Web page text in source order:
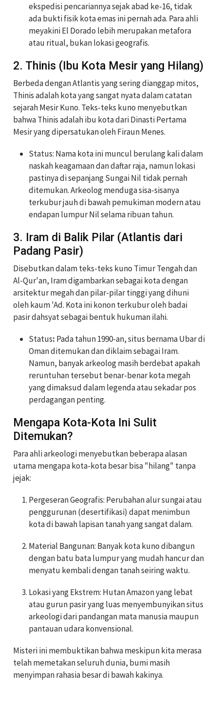
ekspedisi pencariannya sejak abad ke-16, tidak
ada bukti fisik kota emas ini pernah ada. Para ahli
meyakini El Dorado lebih merupakan metafora
atau ritual, bukan lokasi geografis.
2. Thinis (Ibu Kota Mesir yang Hilang)
Berbeda dengan Atlantis yang sering dianggap mitos,
Thinis adalah kota yang sangat nyata dalam catatan
sejarah Mesir Kuno. Teks-teks kuno menyebutkan
bahwa Thinis adalah ibu kota dari Dinasti Pertama
Mesir yang dipersatukan oleh Firaun Menes.
Status: Nama kota ini muncul berulang kali dalam
naskah keagamaan dan daftar raja, namun lokasi
pastinya di sepanjang Sungai Nil tidak pernah
ditemukan. Arkeolog menduga sisa-sisanya
terkubur jauh di bawah pemukiman modern atau
endapan lumpur Nil selama ribuan tahun.
3. Iram di Balik Pilar (Atlantis dari
Padang Pasir)
Disebutkan dalam teks-teks kuno Timur Tengah dan
Al-Qur'an, Iram digambarkan sebagai kota dengan
arsitektur megah dan pilar-pilar tinggi yang dihuni
oleh kaum 'Ad. Kota ini konon terkubur oleh badai
pasir dahsyat sebagai bentuk hukuman ilahi.
Status: Pada tahun 1990-an, situs bernama Ubar di
Oman ditemukan dan diklaim sebagai Iram.
Namun, banyak arkeolog masih berdebat apakah
reruntuhan tersebut benar-benar kota megah
yang dimaksud dalam legenda atau sekadar pos
perdagangan penting.
Mengapa Kota-Kota Ini Sulit
Ditemukan?
Para ahli arkeologi menyebutkan beberapa alasan
utama mengapa kota-kota besar bisa "hilang" tanpa
jejak:
Pergeseran Geografis: Perubahan alur sungai atau
penggurunan (desertifikasi) dapat menimbun
kota di bawah lapisan tanah yang sangat dalam.
Material Bangunan: Banyak kota kuno dibangun
dengan batu bata lumpur yang mudah hancur dan
menyatu kembali dengan tanah seiring waktu.
Lokasi yang Ekstrem: Hutan Amazon yang lebat
atau gurun pasir yang luas menyembunyikan situs
arkeologi dari pandangan mata manusia maupun
pantauan udara konvensional.
Misteri ini membuktikan bahwa meskipun kita merasa
telah memetakan seluruh dunia, bumi masih
menyimpan rahasia besar di bawah kakinya.